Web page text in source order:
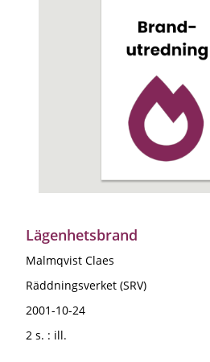
Lägenhetsbrand
Malmqvist Claes
Räddningsverket (SRV)
2001-10-24
2 s. : ill.